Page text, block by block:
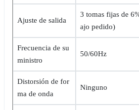
Ajuste de salida
3 tomas fijas de
ajo pedido)
Frecuencia de su
ministro
50/60Hz
Distorsión de for
ma de onda
Ninguno